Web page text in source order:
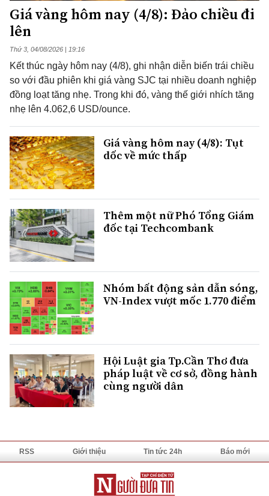
Giá vàng hôm nay (4/8): Đảo chiều đi
lên
Thứ 3, 04/08/2026 | 19:16
Kết thúc ngày hôm nay (4/8), ghi nhận diễn biến trái chiều
so với đầu phiên khi giá vàng SJC tại nhiều doanh nghiệp
đồng loạt tăng nhẹ. Trong khi đó, vàng thế giới nhích tăng
nhẹ lên 4.062,6 USD/ounce.
Giá vàng hôm nay (4/8): Tụt
dốc về mức thấp
Thêm một nữ Phó Tổng Giám
đốc tại Techcombank
Nhóm bất động sản dẫn sóng,
VN-Index vượt mốc 1.770 điểm
Hội Luật gia Tp.Cần Thơ đưa
pháp luật về cơ sở, đồng hành
cùng người dân
RSS Giới thiệu Tin tức 24h Báo mới